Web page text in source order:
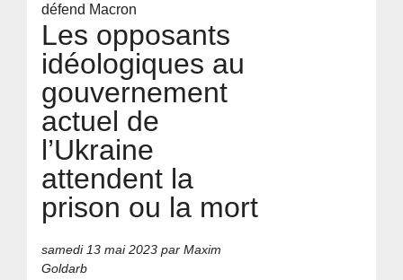
défend Macron
Les opposants
idéologiques au
gouvernement
actuel de
l’Ukraine
attendent la
prison ou la mort
samedi 13 mai 2023 par Maxim
Goldarb